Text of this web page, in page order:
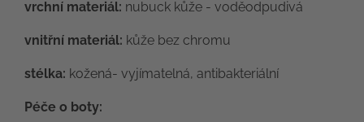
vrchní materiál: nubuck kůže - voděodpudivá
vnitřní materiál: kůže bez chromu
stélka: kožená- vyjímatelná, antibakteriální
Péče o boty: